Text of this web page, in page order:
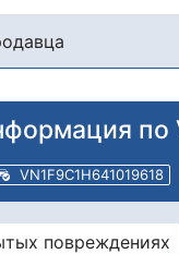
по
VN1F9C1H641019618
повреждениях